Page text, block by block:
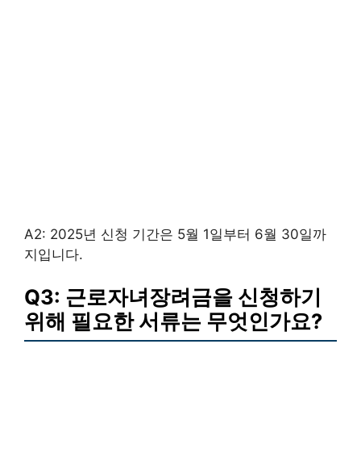
A2: 2025년 신청 기간은 5월 1일부터 6월 30일까
지입니다.
Q3: 근로자녀장려금을 신청하기
위해 필요한 서류는 무엇인가요?